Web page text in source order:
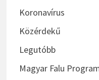
Koronavírus
Közérdekű
Legutóbb
Magyar Falu